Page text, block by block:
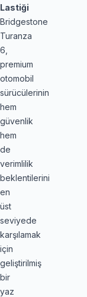
Lastiği
Bridgestone
Turanza
6,
premium
otomobil
sürücülerinin
hem
güvenlik
hem
de
verimlilik
beklentilerini
en
üst
seviyede
karşılamak
için
geliştirilmiş
bir
yaz